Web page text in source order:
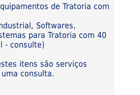
de Tratoria com
Softwares,
para Tratoria com 40
- consulte)
itens são serviços
consulta.